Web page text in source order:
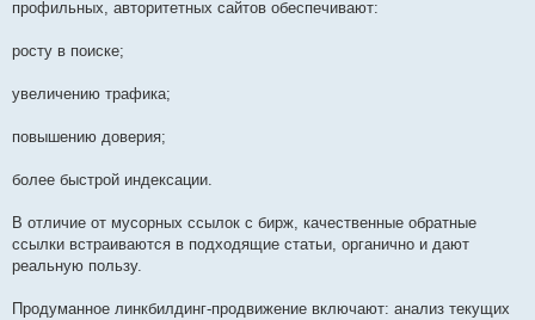
профильных, авторитетных сайтов обеспечивают:
росту в поиске;
увеличению трафика;
повышению доверия;
более быстрой индексации.
В отличие от мусорных ссылок с бирж, качественные обратные
ссылки встраиваются в подходящие статьи, органично и дают
реальную пользу.
Продуманное линкбилдинг-продвижение включают: анализ текущих